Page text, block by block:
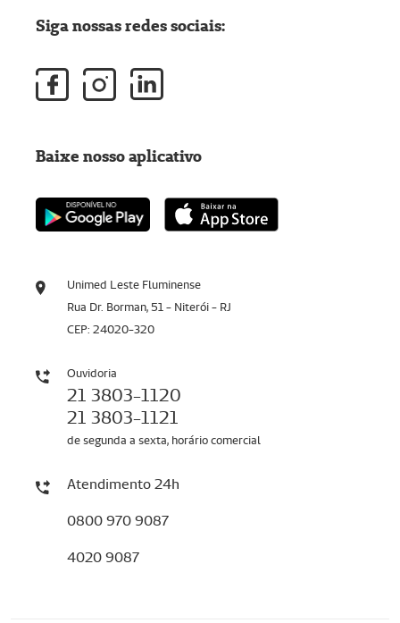
Unimed Leste Fluminense
Rua Dr. Borman, 51 - Niterói - RJ
CEP: 24020-320
Ouvidoria
21 3803-1120
21 3803-1121
de segunda a sexta, horário comercial
Atendimento 24h
0800 970 9087
4020 9087
Siga nossas redes sociais:
Baixe nosso aplicativo